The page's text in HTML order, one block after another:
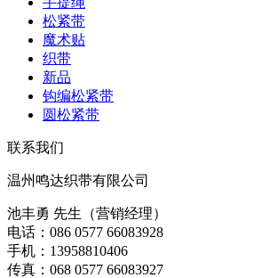
松紧带
魔术贴
织带
新品
钩编松紧带
圆松紧带
联系我们
温州鸣达织带有限公司
池丰勇 先生（营销经理）
电话：086 0577 66083928
手机：13958810406
传真：068 0577 66083927